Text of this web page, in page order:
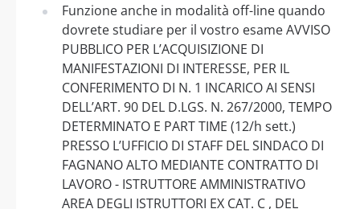
Funzione anche in modalità off-line quando
dovrete studiare per il vostro esame AVVISO
PUBBLICO PER L’ACQUISIZIONE DI
MANIFESTAZIONI DI INTERESSE, PER IL
CONFERIMENTO DI N. 1 INCARICO AI SENSI
DELL’ART. 90 DEL D.LGS. N. 267/2000, TEMPO
DETERMINATO E PART TIME (12/h sett.)
PRESSO L’UFFICIO DI STAFF DEL SINDACO DI
FAGNANO ALTO MEDIANTE CONTRATTO DI
LAVORO - ISTRUTTORE AMMINISTRATIVO
AREA DEGLI ISTRUTTORI EX CAT. C , DEL